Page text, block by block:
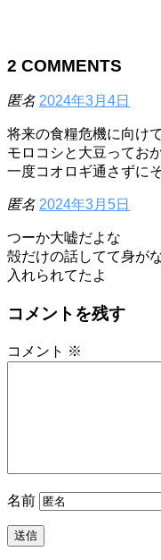
2 COMMENTS
匿名 2024年3月4日
将来の食糧危機に向け
モロコシと大豆ってお
一度コオロギ通さずに
匿名 2024年3月5日
つーか大嘘だよな
殻だけの話してて身が
入れられてたよ
コメントを残す
コメント ※
名前